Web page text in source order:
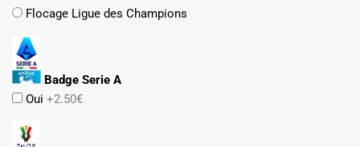
Flocage Ligue des Champions
Badge Serie A
Oui +2.50€